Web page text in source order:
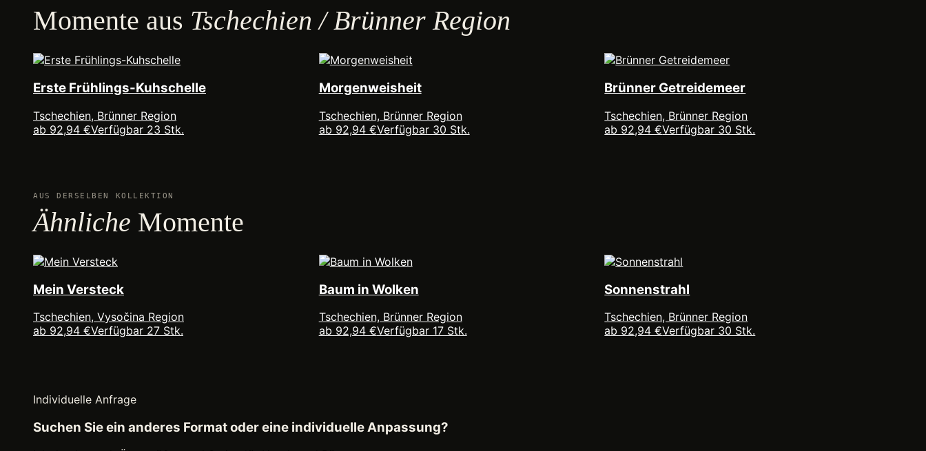
Momente aus Tschechien / Brünner Region
Erste Frühlings-Kuhschelle
Tschechien, Brünner Region
ab 92,94 €Verfügbar 23 Stk.
Morgenweisheit
Tschechien, Brünner Region
ab 92,94 €Verfügbar 30 Stk.
Brünner Getreidemeer
Tschechien, Brünner Region
ab 92,94 €Verfügbar 30 Stk.
AUS DERSELBEN KOLLEKTION
Ähnliche Momente
Mein Versteck
Tschechien, Vysočina Region
ab 92,94 €Verfügbar 27 Stk.
Baum in Wolken
Tschechien, Brünner Region
ab 92,94 €Verfügbar 17 Stk.
Sonnenstrahl
Tschechien, Brünner Region
ab 92,94 €Verfügbar 30 Stk.
Individuelle Anfrage
Suchen Sie ein anderes Format oder eine individuelle Anpassung?